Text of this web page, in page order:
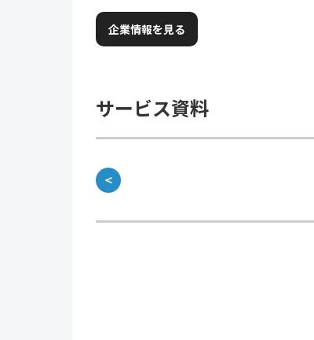
企業情報を見る
サービス資料
＜